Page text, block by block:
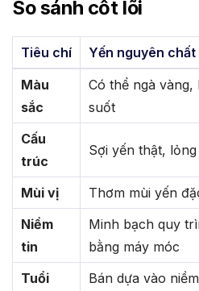
So sánh cốt lõi
Tiêu chí Yến nguyên
Màu
sắc
Có thể ngà
suốt
Cấu
trúc
Sợi yến thật,
Mùi vị
Thơm mùi yến
Niềm
tin
Minh bạch quy
bằng máy móc
Tuổi
Bán dựa vào